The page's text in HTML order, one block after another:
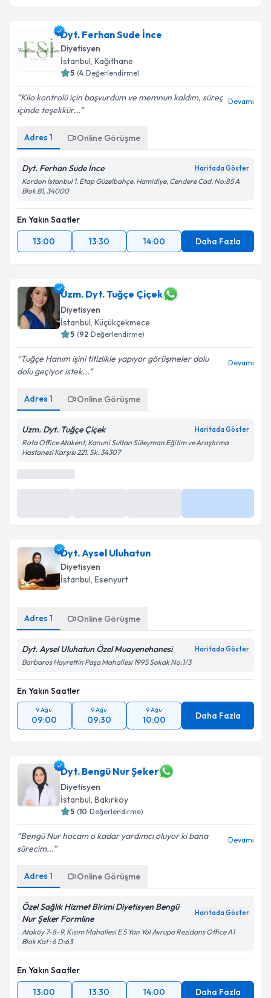
Dyt. Ferhan Sude İnce
Diyetisyen
İstanbul, Kağıthane
5 (4 Değerlendirme)
Kilo kontrolü için başvurdum ve memnun kaldım, süreç
içinde teşekkür...
Devamı
Adres 1 Online Görüşme
Dyt. Ferhan Sude İnce Haritada Göster
Kordon İstanbul 1. Etap Güzelbahçe, Hamidiye, Cendere Cad. No:85 A
Blok B1, 34000
En Yakın Saatler
13:00
13:30 14:00 Daha Fazla
Uzm. Dyt. Tuğçe Çiçek
Diyetisyen
İstanbul, Küçükçekmece
5 (92 Değerlendirme)
Tuğçe Hanım işini titizlikle yapıyor görüşmeler dolu
dolu geçiyor istek...
Devamı
Adres 1 Online Görüşme
Uzm. Dyt. Tuğçe Çiçek Haritada Göster
Rota Office Atakent, Kanuni Sultan Süleyman Eğitim ve Araştırma
Hastanesi Karşısı 221. Sk. 34307
Dyt. Aysel Uluhatun
Diyetisyen
İstanbul, Esenyurt
Adres 1 Online Görüşme
Dyt. Aysel Uluhatun Özel Muayenehanesi Haritada Göster
Barbaros Hayrettin Paşa Mahallesi 1995 Sokak No:1/3
En Yakın Saatler
9 Ağu
09:00
9 Ağu
09:30
9 Ağu
10:00 Daha Fazla
Dyt. Bengü Nur Şeker
Diyetisyen
İstanbul, Bakırköy
5 (10 Değerlendirme)
Bengü Nur hocam o kadar yardımcı oluyor ki bana
sürecim...
Devamı
Adres 1 Online Görüşme
Özel Sağlık Hizmet Birimi Diyetisyen Bengü
Nur Şeker Formline
Haritada Göster
Ataköy 7-8-9. Kısım Mahallesi E 5 Yan Yol Avrupa Rezidans Office A1
Blok Kat : 6 D:63
En Yakın Saatler
13:00
13:30 14:00 Daha Fazla